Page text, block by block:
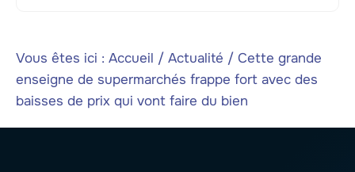
Vous êtes ici : Accueil / Actualité / Cette grande
enseigne de supermarchés frappe fort avec des
baisses de prix qui vont faire du bien